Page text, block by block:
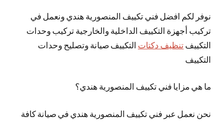
نوفر لكم افضل فني تكييف المنصورية هندي ونعمل في
تركيب أجهزة التكييف الداخلية والخارجية تركيب وحدات
التكييف تنظيف دكتات التكييف صيانة وتصليح وحدات
التكييف
ما هي مزايا فني تكييف المنصورية هندي؟
نحن نعمل عبر فني تكييف المنصورية هندي في صيانة كافة